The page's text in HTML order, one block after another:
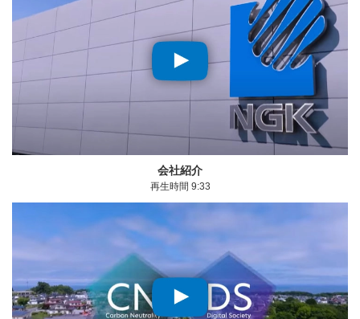
モーダルウィンドウを開きます
会社紹介
再生時間 9:33